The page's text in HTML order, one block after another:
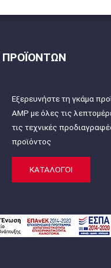
Εξερευνήστε τη γκάμα
AMP με όλες τις
τις τεχνικές
προϊόντος
ΚΑΤΑΛΟΓΟΙ